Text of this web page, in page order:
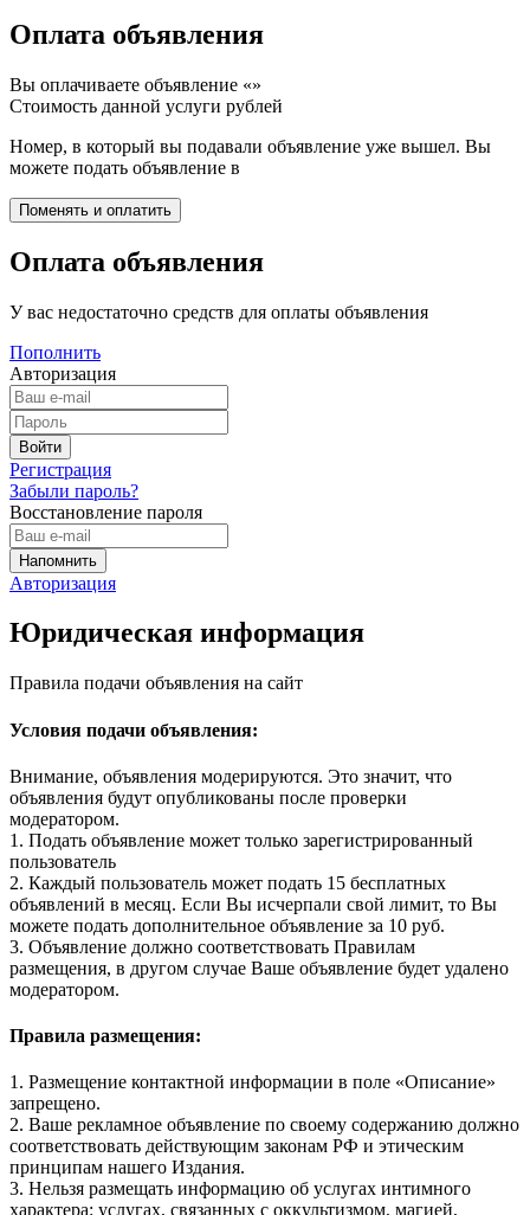
Оплата объявления
Вы оплачиваете объявление «»
Стоимость данной услуги рублей
Номер, в который вы подавали объявление уже вышел. Вы
можете подать объявление в
Оплата объявления
У вас недостаточно средств для оплаты объявления
Пополнить
Авторизация
Регистрация
Забыли пароль?
Восстановление пароля
Авторизация
Юридическая информация
Правила подачи объявления на сайт
Условия подачи объявления:
Внимание, объявления модерируются. Это значит, что
объявления будут опубликованы после проверки
модератором.
1. Подать объявление может только зарегистрированный
пользователь
2. Каждый пользователь может подать 15 бесплатных
объявлений в месяц. Если Вы исчерпали свой лимит, то Вы
можете подать дополнительное объявление за 10 руб.
3. Объявление должно соответствовать Правилам
размещения, в другом случае Ваше объявление будет удалено
модератором.
Правила размещения:
1. Размещение контактной информации в поле «Описание»
запрещено.
2. Ваше рекламное объявление по своему содержанию должно
соответствовать действующим законам РФ и этическим
принципам нашего Издания.
3. Нельзя размещать информацию об услугах интимного
характера: услугах, связанных с оккультизмом, магией,